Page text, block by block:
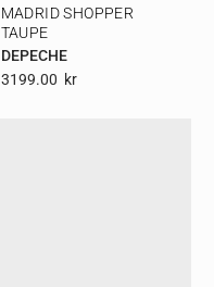
MADRID SHOPPER
TAUPE
DEPECHE
3199.00 Kr